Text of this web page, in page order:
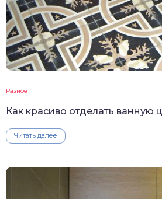
Разное
Как красиво отделать ванную
Читать далее